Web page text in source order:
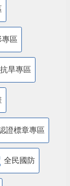
區
抗旱專區
證標章專區
全民國防